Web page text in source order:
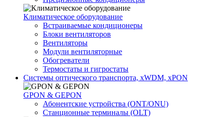
Климатичeское оборудование
Встраиваемые кондиционеры
Блоки вентиляторов
Вентиляторы
Модули вентиляторные
Обогреватели
Термостаты и гигростаты
Системы оптического транспорта, xWDM, xPON
GPON & GEPON
Абонентские устройства (ONT/ONU)
Станционные терминалы (OLT)